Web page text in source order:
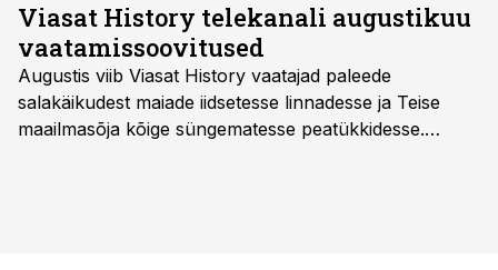
Viasat History telekanali augustikuu
vaatamissoovitused
Augustis viib Viasat History vaatajad paleede
salakäikudest maiade iidsetesse linnadesse ja Teise
maailmasõja kõige süngematesse peatükkidesse.